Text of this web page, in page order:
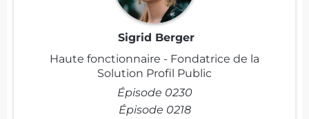
Sigrid Berger
Haute fonctionnaire - Fondatrice de la
Solution Profil Public
Épisode 0230
Épisode 0218